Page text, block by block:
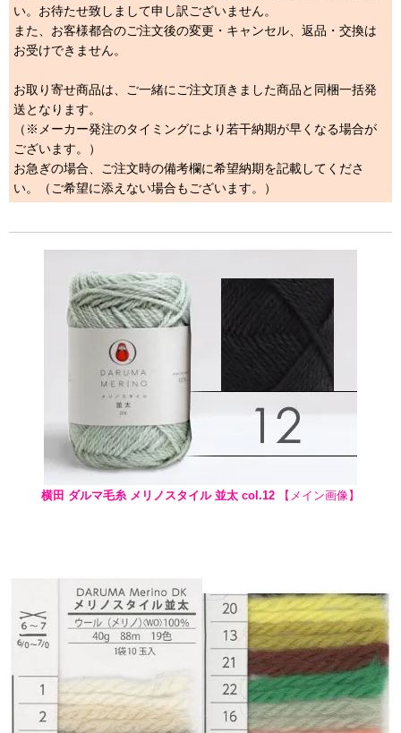
い。お待たせ致しまして申し訳ございません。
また、お客様都合のご注文後の変更・キャンセル、返品・交換は
お受けできません。
お取り寄せ商品は、ご一緒にご注文頂きました商品と同梱一括発
送となります。
（※メーカー発注のタイミングにより若干納期が早くなる場合が
ございます。）
お急ぎの場合、ご注文時の備考欄に希望納期を記載してくださ
い。（ご希望に添えない場合もございます。）
横田 ダルマ毛糸 メリノスタイル 並太 col.12 【メイン画像】